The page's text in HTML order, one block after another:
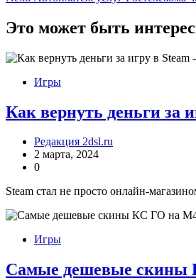
по
записям
Это может быть
Игры
Как вернуть деньги за
Редакция 2dsl.ru
2 марта, 2024
0
Steam стал не просто онлайн-
Игры
Самые дешевые